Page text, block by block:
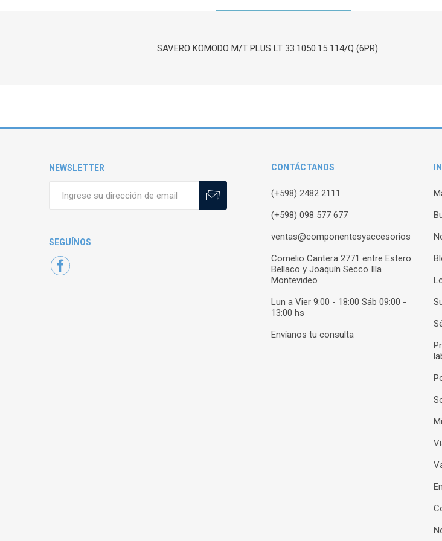
SAVERO KOMODO M/T PLUS LT 33.1050.15 114/Q (6PR)
NEWSLETTER
SEGUÍNOS
CONTÁCTANOS
(+598) 2482 2111
(+598) 098 577 677
ventas@componentesyaccesorios
Cornelio Cantera 2771 entre Estero
Bellaco y Joaquín Secco Illa
Montevideo
Lun a Vier 9:00 - 18:00 Sáb 09:00 -
13:00 hs
Envíanos tu consulta